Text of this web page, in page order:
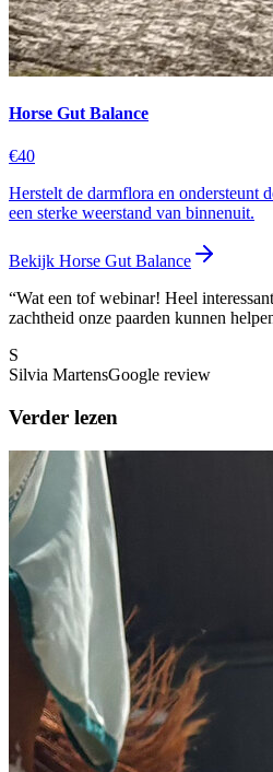
Horse Gut Balance
€40
Herstelt de darmflora en ondersteunt
een sterke weerstand van binnenuit.
Bekijk Horse Gut Balance
“Wat een tof webinar! Heel
zachtheid onze paarden kunnen
S
Silvia MartensGoogle review
Verder lezen